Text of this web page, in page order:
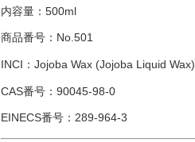
内容量：500ml
商品番号：No.501
INCI：Jojoba Wax (Jojoba Liquid Wax)
CAS番号：90045-98-0
EINECS番号：289-964-3